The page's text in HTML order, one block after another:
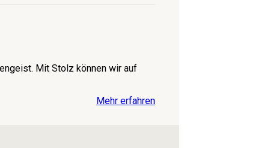
Mit Stolz können wir auf
Mehr erfahren